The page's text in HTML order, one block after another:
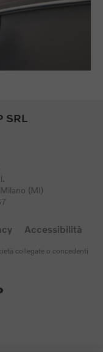
SRL
(MI)
Accessibilità
collegate o concedenti